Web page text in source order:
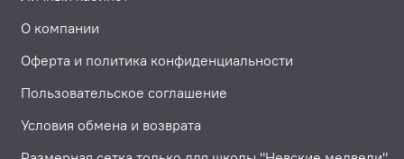
О компании
Оферта и политика конфиденциальности
Пользовательское соглашение
Условия обмена и возврата